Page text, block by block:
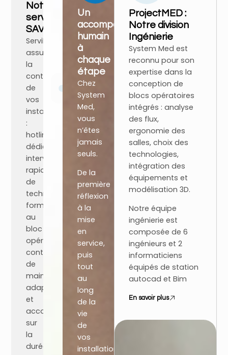
Notre
service
SAV
ServiMed
assure
la
continuité
de
vos
installations
:
hotline
dédiée,
interventions
rapides
de
techniciens
formés
au
bloc
opératoire,
contrats
de
maintenance
adaptés
et
accompagnement
sur
la
durée.
System
Med
Un
accompagnement
humain
à
chaque
étape
Chez
System
Med,
vous
n’êtes
jamais
seuls.
De la
première
réflexion
à la
mise
en
service,
puis
tout
au
long
de la
vie
de
vos
installations,
ProjectMED :
Notre division
Ingénierie
System Med est
reconnu pour son
expertise dans la
conception de
blocs opératoires
intégrés : analyse
des flux,
ergonomie des
salles, choix des
technologies,
intégration des
équipements et
modélisation 3D.
Notre équipe
ingénierie est
composée de 6
ingénieurs et 2
informaticiens
équipés de station
autocad et Bim
En savoir plus